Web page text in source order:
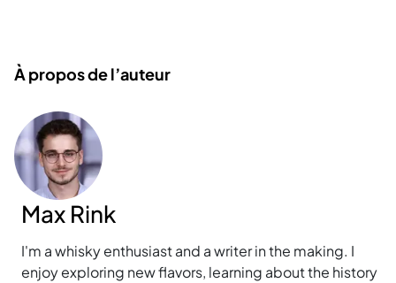
À propos de l’auteur
Max Rink
I'm a whisky enthusiast and a writer in the making. I
enjoy exploring new flavors, learning about the history